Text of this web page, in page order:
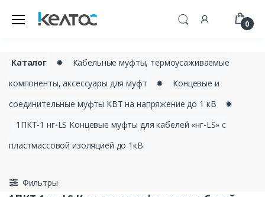
0
Каталог ✹
Кабельные муфты, термоусаживаемые
компоненты, аксессуары для муфт
✹
Концевые и
соединительные муфты КВТ на напряжение до 1 кВ
✹
1ПКТ-1 нг-LS Концевые муфты для кабелей «нг-LS» с
пластмассовой изоляцией до 1кВ
Фильтры